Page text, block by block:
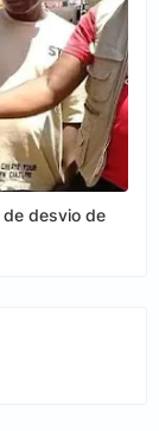
de desvio de